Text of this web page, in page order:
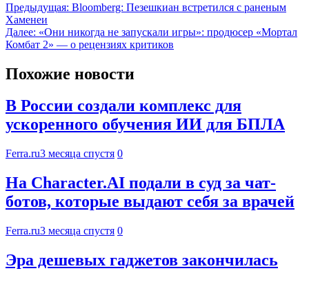
Предыдущая: Bloomberg: Пезешкиан встретился с раненым
Хаменеи
Далее: «Они никогда не запускали игры»: продюсер «Мортал
Комбат 2» — о рецензиях критиков
Похожие новости
В России создали комплекс для
ускоренного обучения ИИ для БПЛА
Ferra.ru3 месяца спустя 0
На Character.AI подали в суд за чат-
ботов, которые выдают себя за врачей
Ferra.ru3 месяца спустя 0
Эра дешевых гаджетов закончилась